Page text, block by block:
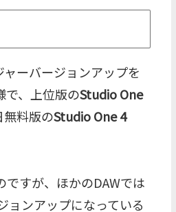
ーバージョンアップを
で、上位版のStudio One
料版のStudio One 4
すが、ほかのDAWでは
ョンアップになっている